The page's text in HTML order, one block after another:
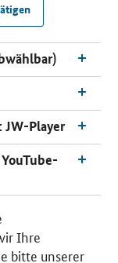
Player
Ihre
bitte unserer